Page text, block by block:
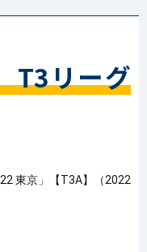
T3リーグ
東京」【T3A】（2022